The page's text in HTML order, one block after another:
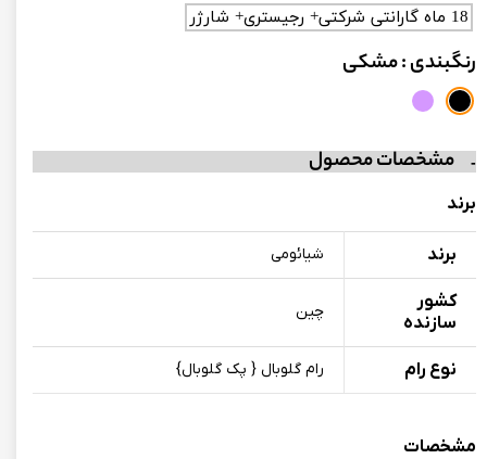
18 ماه گارانتی شرکتی+ رجیستری+ شارژر
رنگبندی: مشکی
مشخصات محصول
برند
برند شیائومی
کشور
سازنده
چین
نوع رام رام گلوبال { پک گلوبال}
مشخصات